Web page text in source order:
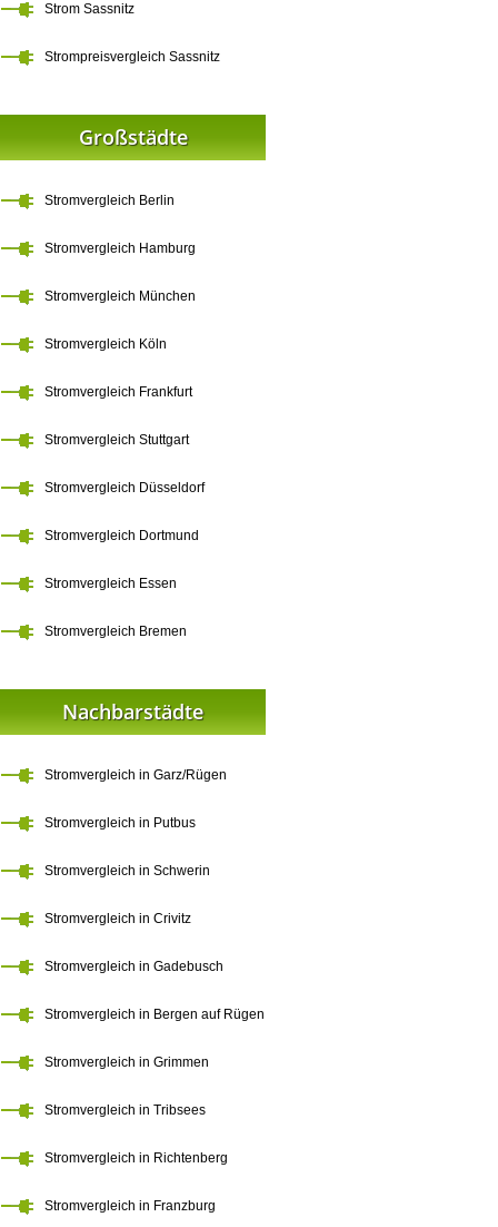
Strom Sassnitz
Strompreisvergleich Sassnitz
Großstädte
Stromvergleich Berlin
Stromvergleich Hamburg
Stromvergleich München
Stromvergleich Köln
Stromvergleich Frankfurt
Stromvergleich Stuttgart
Stromvergleich Düsseldorf
Stromvergleich Dortmund
Stromvergleich Essen
Stromvergleich Bremen
Nachbarstädte
Stromvergleich in Garz/Rügen
Stromvergleich in Putbus
Stromvergleich in Schwerin
Stromvergleich in Crivitz
Stromvergleich in Gadebusch
Stromvergleich in Bergen auf Rügen
Stromvergleich in Grimmen
Stromvergleich in Tribsees
Stromvergleich in Richtenberg
Stromvergleich in Franzburg